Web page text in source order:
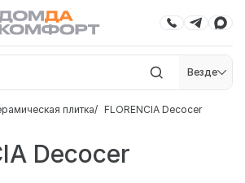
Везде
плитка FLORENCIA Decocer
Decocer